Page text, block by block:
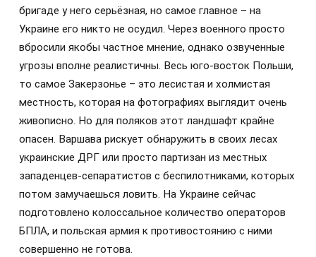
бригаде у него серьёзная, но самое главное – на
Украине его никто не осудил. Через военного просто
вбросили якобы частное мнение, однако озвученные
угрозы вполне реалистичны. Весь юго-восток Польши,
то самое Закерзонье – это лесистая и холмистая
местность, которая на фотографиях выглядит очень
живописно. Но для поляков этот ландшафт крайне
опасен. Варшава рискует обнаружить в своих лесах
украинские ДРГ или просто партизан из местных
западенцев-сепаратистов с беспилотниками, которых
потом замучаешься ловить. На Украине сейчас
подготовлено колоссальное количество операторов
БПЛА, и польская армия к противостоянию с ними
совершенно не готова.